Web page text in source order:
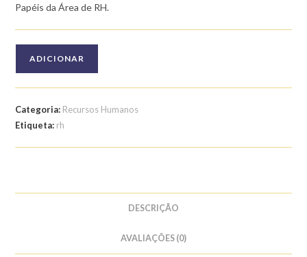
Papéis da Área de RH.
Curso
Introdução
ADICIONAR
Categoria: Recursos Humanos
Etiqueta: rh
DESCRIÇÃO
AVALIAÇÕES (0)